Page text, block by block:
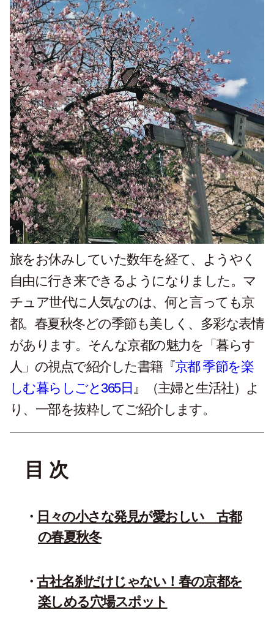
旅をお休みしていた数年を経て、ようやく
自由に行き来できるようになりました。マ
チュア世代に人気なのは、何と言っても京
都。春夏秋冬どの季節も美しく、多彩な表情
があります。そんな京都の魅力を「暮らす
人」の視点で紹介した書籍『京都 季節を楽
しむ暮らしごと365日』（主婦と生活社）よ
り、一部を抜粋してご紹介します。
目 次
日々の小さな発見が愛おしい 古都
の春夏秋冬
古社名刹だけじゃない！春の京都を
楽しめる穴場スポット